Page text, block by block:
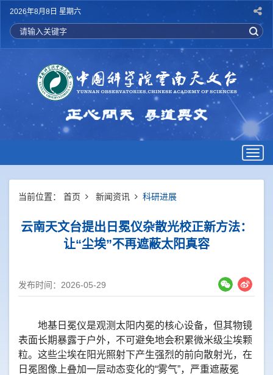
2026年8月8日 星期六
当前位置： 首页 新闻资讯 科研进展
云南天文台提出日冕仪杂散光校正新方法：
让“尘埃”不再遮蔽太阳真容
发布时间：2026-05-29
地基日冕仪是观测太阳内冕的核心设备，但其物镜
表面长期暴露于户外，不可避免地会积累微米级尘埃颗
粒。这些尘埃在阳光照射下产生强烈的前向散射光，在
日冕图像上叠加一层动态变化的“雾气”，严重遮蔽冕